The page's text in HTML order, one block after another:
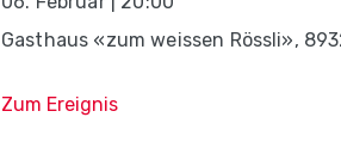
Gasthaus «zum weissen Rössli»,
Zum Ereignis